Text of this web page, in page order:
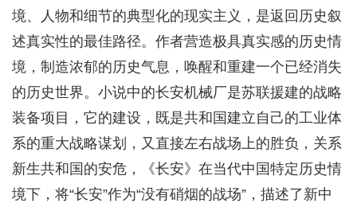
境、人物和细节的典型化的现实主义，是返回历史叙
述真实性的最佳路径。作者营造极具真实感的历史情
境，制造浓郁的历史气息，唤醒和重建一个已经消失
的历史世界。小说中的长安机械厂是苏联援建的战略
装备项目，它的建设，既是共和国建立自己的工业体
系的重大战略谋划，又直接左右战场上的胜负，关系
新生共和国的安危，《长安》在当代中国特定历史情
境下，将“长安”作为“没有硝烟的战场”，描述了新中